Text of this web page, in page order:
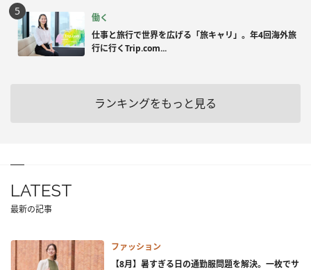
働く
仕事と旅行で世界を広げる「旅キャリ」。年4回海外旅
行に行くTrip.com...
ランキングをもっと見る
LATEST
最新の記事
ファッション
【8月】暑すぎる日の通勤服問題を解決。一枚でサ